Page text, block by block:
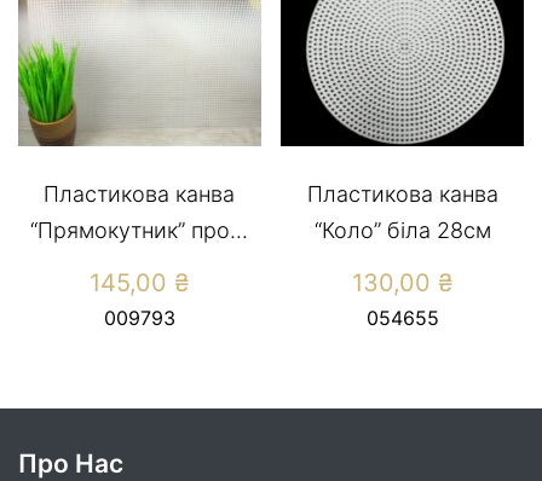
Пластикова канва
“Прямокутник” про...
145,00 ₴
009793
Пластикова канва
“Коло” біла 28см
130,00 ₴
054655
Про Нас